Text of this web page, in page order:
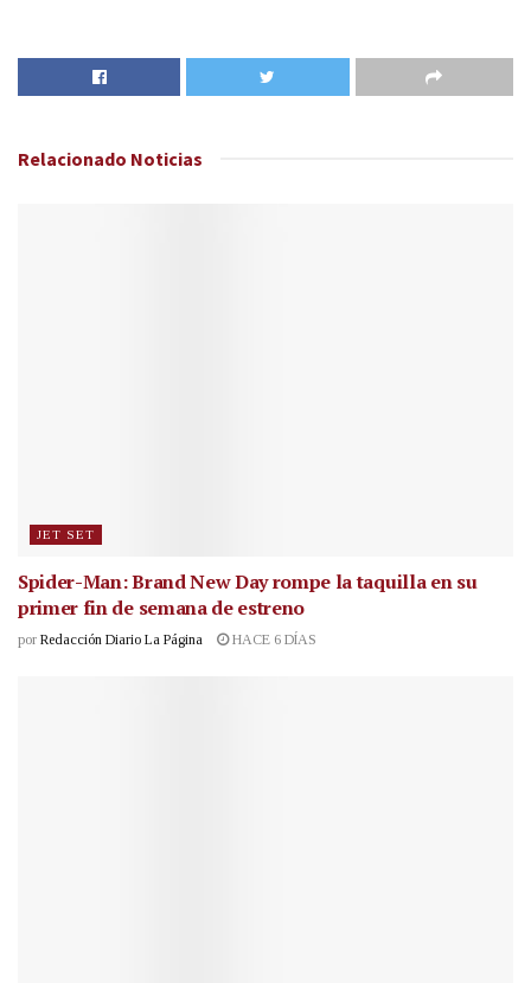
Relacionado Noticias
JET SET
Spider-Man: Brand New Day rompe la taquilla en su
primer fin de semana de estreno
por Redacción Diario La Página HACE 6 DÍAS